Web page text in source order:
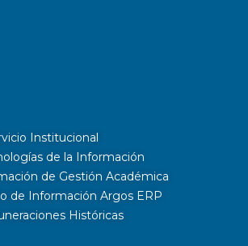
Institucional
de la Información
de Gestión Académica
de Información Argos ERP
Históricas